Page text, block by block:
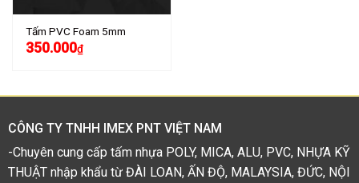
Tấm PVC Foam 5mm
350.000₫
CÔNG TY TNHH IMEX PNT VIỆT NAM
-Chuyên cung cấp tấm nhựa POLY, MICA, ALU, PVC, NHỰA KỸ
THUẬT nhập khẩu từ ĐÀI LOAN, ẤN ĐỘ, MALAYSIA, ĐỨC, NỘI